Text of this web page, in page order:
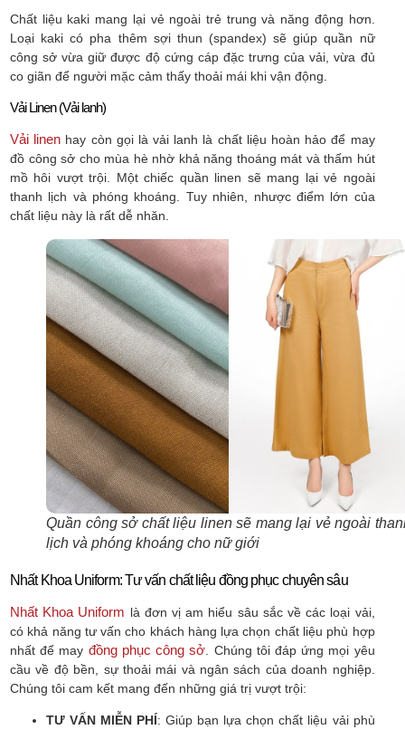
Chất liệu kaki mang lại vẻ ngoài trẻ trung và năng động hơn.
Loại kaki có pha thêm sợi thun (spandex) sẽ giúp quần nữ
công sở vừa giữ được độ cứng cáp đặc trưng của vải, vừa đủ
co giãn để người mặc cảm thấy thoải mái khi vận động.
Vải Linen (Vải lanh)
Vải linen hay còn gọi là vải lanh là chất liệu hoàn hảo để may
đồ công sở cho mùa hè nhờ khả năng thoáng mát và thấm hút
mồ hôi vượt trội. Một chiếc quần linen sẽ mang lại vẻ ngoài
thanh lịch và phóng khoáng. Tuy nhiên, nhược điểm lớn của
chất liệu này là rất dễ nhăn.
Quần công sở chất liệu linen sẽ mang lại vẻ ngoài
lịch và phóng khoáng cho nữ giới
Nhất Khoa Uniform: Tư vấn chất liệu đồng phục chuyên sâu
Nhất Khoa Uniform là đơn vị am hiểu sâu sắc về các loại vải,
có khả năng tư vấn cho khách hàng lựa chọn chất liệu phù hợp
nhất để may đồng phục công sở . Chúng tôi đáp ứng mọi yêu
cầu về độ bền, sự thoải mái và ngân sách của doanh nghiệp.
Chúng tôi cam kết mang đến những giá trị vượt trội:
TƯ VẤN MIỄN PHÍ: Giúp bạn lựa chọn chất liệu vải phù